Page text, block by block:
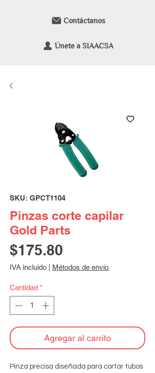
Contáctanos
Únete a SIAACSA
SKU: GPCT1104
Pinzas corte capilar
Gold Parts
$175.80
IVA incluido Métodos de envío
Cantidad *
Agregar al carrito
Pinza precisa diseñada para cortar tubos